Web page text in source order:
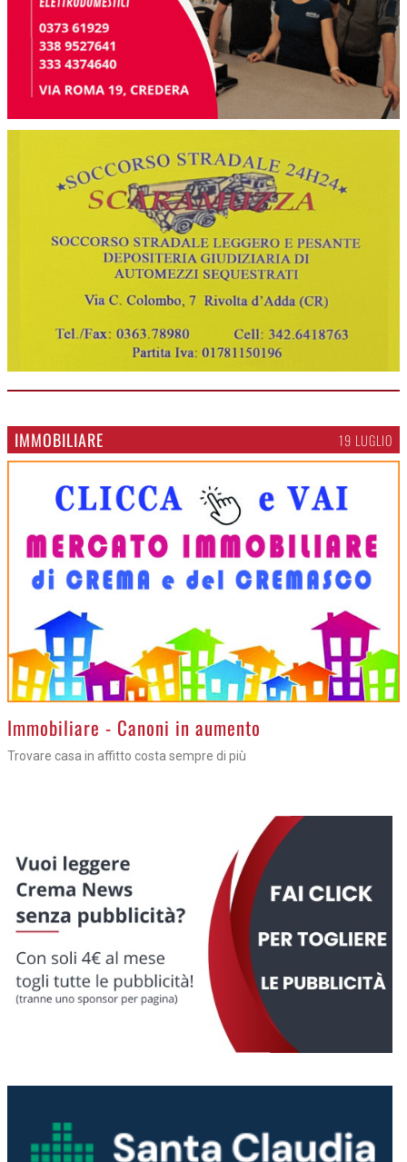
IMMOBILIARE 19 LUGLIO
>Immobiliare - Canoni in aumento
Trovare casa in affitto costa sempre di più